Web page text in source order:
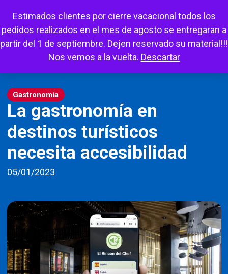
Estimados clientes por cierre vacacional todos los
pedidos realizados en el mes de agosto se entregaran a
partir del 1 de septiembre. Dejen reservado su material!!!
Nos vemos a la vuelta. Descartar
Mi cuenta Carrito Favoritos Escuchar
Gastronomía
La gastronomía en
destinos turísticos
necesita accesibilidad
05/01/2023